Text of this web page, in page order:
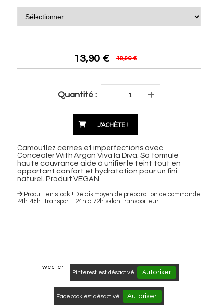
13,90 € 19,90 €
Quantité :
J'ACHÈTE !
Camouflez cernes et imperfections avec
Concealer With Argan Viva la Diva. Sa formule
haute couvrance aide à unifier le teint tout en
apportant confort et hydratation pour un fini
naturel. Produit VEGAN.
Produit en stock ! Délais moyen de préparation de commande
24h-48h. Transport : 24h à 72h selon transporteur
Tweeter
Pinterest est désactivé. Autoriser
Facebook est désactivé. Autoriser